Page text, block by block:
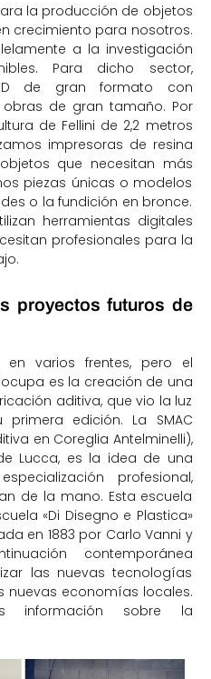
la producción de objetos
crecimiento para nosotros.
a la investigación
Para dicho sector,
de gran formato con
de gran tamaño. Por
de Fellini de 2,2 metros
impresoras de resina
que necesitan más
piezas únicas o modelos
o la fundición en bronce.
herramientas digitales
profesionales para la
proyectos futuros de
en varios frentes, pero el
es la creación de una
aditiva, que vio la luz
edición. La SMAC
en Coreglia Antelminelli),
Lucca, es la idea de una
profesional,
de la mano. Esta escuela
«Di Disegno e Plastica»
en 1883 por Carlo Vanni y
contemporánea
las nuevas tecnologías
nuevas economías locales.
información sobre la